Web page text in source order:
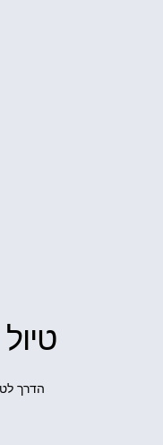
הדרך